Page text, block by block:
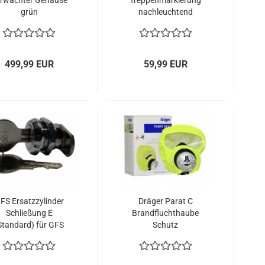
grün
499,99 EUR
nachleuchtend
59,99 EUR
Ersatzzylinder
Schließung E
für GFS
Rundzylinder
Dräger Parat C
Brandfluchthaube
Schutz
PARAT 5520 / 5530